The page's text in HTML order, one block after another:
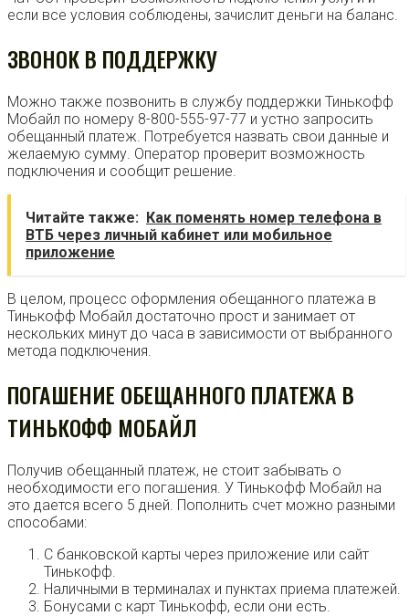
если все условия соблюдены, зачислит деньги на баланс.
ЗВОНОК В ПОДДЕРЖКУ
Можно также позвонить в службу поддержки Тинькофф
Мобайл по номеру 8-800-555-97-77 и устно запросить
обещанный платеж. Потребуется назвать свои данные и
желаемую сумму. Оператор проверит возможность
подключения и сообщит решение.
Читайте также: Как поменять номер телефона в
ВТБ через личный кабинет или мобильное
приложение
В целом, процесс оформления обещанного платежа в
Тинькофф Мобайл достаточно прост и занимает от
нескольких минут до часа в зависимости от выбранного
метода подключения.
ПОГАШЕНИЕ ОБЕЩАННОГО ПЛАТЕЖА В
ТИНЬКОФФ МОБАЙЛ
Получив обещанный платеж, не стоит забывать о
необходимости его погашения. У Тинькофф Мобайл на
это дается всего 5 дней. Пополнить счет можно разными
способами:
С банковской карты через приложение или сайт
Тинькофф.
Наличными в терминалах и пунктах приема платежей.
Бонусами с карт Тинькофф, если они есть.